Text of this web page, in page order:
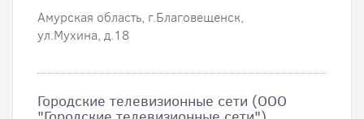
Амурская область, г.Благовещенск,
ул.Мухина, д.18
Городские телевизионные сети (ООО